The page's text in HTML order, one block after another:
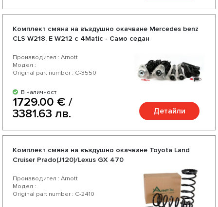
Комплект смяна на въздушно окачване Mercedes benz
CLS W218, E W212 с 4Matic - Само седан
Производител : Arnott
Модел :
Original part number : C-3550
В наличност
1729.00 € /
3381.63 лв.
Детайли
Комплект смяна на въздушно окачване Toyota Land
Cruiser Prado(J120)/Lexus GX 470
Производител : Arnott
Модел :
Original part number : C-2410